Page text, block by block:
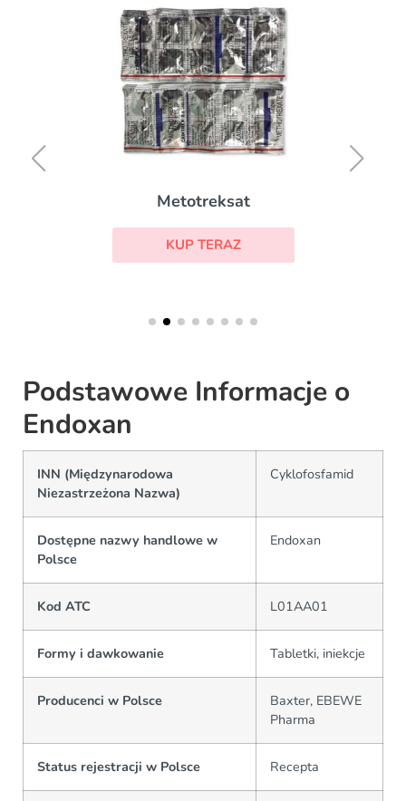
Metotreksat
KUP TERAZ
Podstawowe Informacje o
Endoxan
INN (Międzynarodowa
Niezastrzeżona Nazwa)
Cyklofosfamid
Dostępne nazwy handlowe w
Polsce
Endoxan
Kod ATC L01AA01
Formy i dawkowanie Tabletki, iniekcje
Producenci w Polsce
Baxter, EBEWE
Pharma
Status rejestracji w Polsce Recepta